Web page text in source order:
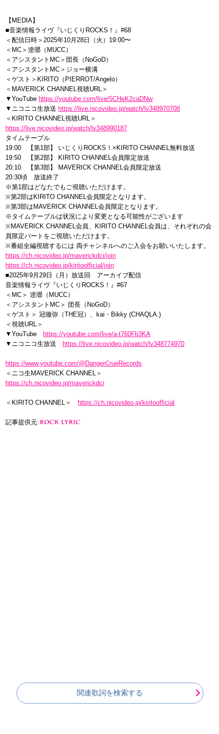
【MEDIA】
■音楽情報ライヴ『いじくりROCKS！』#68
＜配信日時＞2025年10月28日（火）19:00〜
＜MC＞逹瑯（MUCC）
＜アシスタントMC＞団長（NoGoD）
＜アシスタントMC＞ジョー横溝
＜ゲスト＞KIRITO（PIERROT/Angelo）
＜MAVERICK CHANNEL視聴URL＞
▼YouTube https://youtube.com/live/5CHeK2caDNw
▼ニコニコ生放送 https://live.nicovideo.jp/watch/lv348970708
＜KIRITO CHANNEL視聴URL＞
https://live.nicovideo.jp/watch/lv348990187
タイムテーブル
19:00 【第1部】 いじくりROCKS！×KIRITO CHANNEL無料放送
19:50 【第2部】 KIRITO CHANNEL会員限定放送
20:10 【第3部】 MAVERICK CHANNEL会員限定放送
20:30頃 放送終了
※第1部はどなたでもご視聴いただけます。
※第2部はKIRITO CHANNEL会員限定となります。
※第3部はMAVERICK CHANNEL会員限定となります。
※タイムテーブルは状況により変更となる可能性がございます
※MAVERICK CHANNEL会員、KIRITO CHANNEL会員は、それぞれの会
員限定パートをご視聴いただけます。
※番組全編視聴するには 両チャンネルへのご入会をお願いいたします。
https://ch.nicovideo.jp/maverickdci/join
https://ch.nicovideo.jp/kiritoofficial/join
■2025年9月29日（月）放送回 アーカイブ配信
音楽情報ライヴ『いじくりROCKS！』#67
＜MC＞ 逹瑯（MUCC）
＜アシスタントMC＞ 団長（NoGoD）
＜ゲスト＞ 冠徹弥（THE冠）、kai・Bikky (CHAQLA.)
＜視聴URL＞
▼YouTube
https://youtube.com/live/a-t760Fb3KA
▼ニコニコ生放送
https://live.nicovideo.jp/watch/lv348774970
https://www.youtube.com/@DangerCrueRecords
＜ニコ生MAVERICK CHANNEL＞
https://ch.nicovideo.jp/maverickdci
＜KIRITO CHANNEL＞ https://ch.nicovideo.jp/kiritoofficial
記事提供元:
関連歌詞を検索する